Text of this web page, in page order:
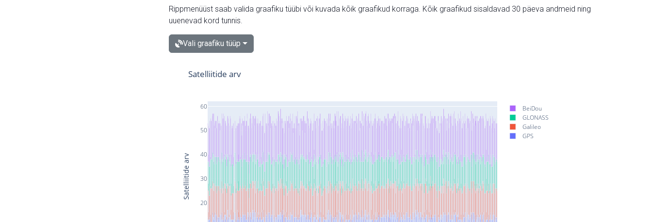
Rippmenüüst saab valida graafiku tüübi või kuvada kõik graafikud korraga. Kõik graafikud sisaldavad 30 päeva andmeid ning
uuenevad kord tunnis.
Vali graafiku tüüp
20
30
40
50
60
BeiDou
GLONASS
Galileo
GPS
Satelliitide arv
Satelliitide arv